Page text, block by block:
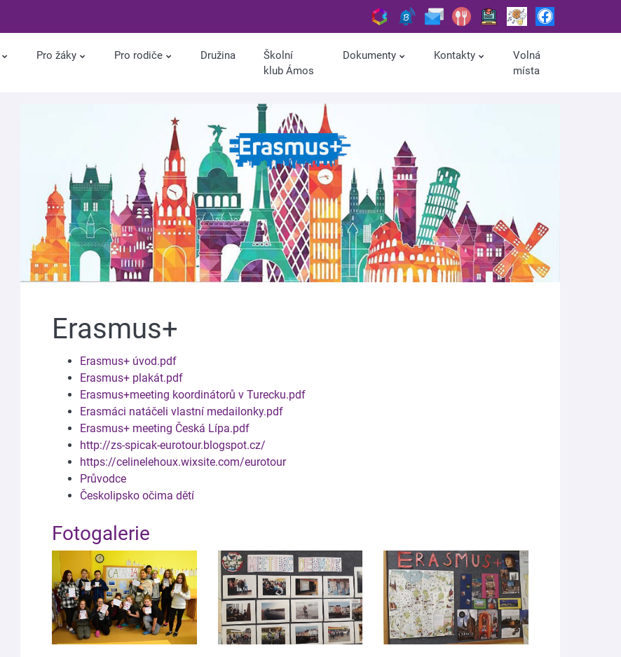
Pro žáky Pro rodiče Družina
Školní
klub Ámos
Dokumenty Kontakty
Volná
místa
Erasmus+
Erasmus+ úvod.pdf
Erasmus+ plakát.pdf
Erasmus+meeting koordinátorů v Turecku.pdf
Erasmáci natáčeli vlastní medailonky.pdf
Erasmus+ meeting Česká Lípa.pdf
http://zs-spicak-eurotour.blogspot.cz/
https://celinelehoux.wixsite.com/eurotour
Průvodce
Českolipsko očima dětí
Fotogalerie